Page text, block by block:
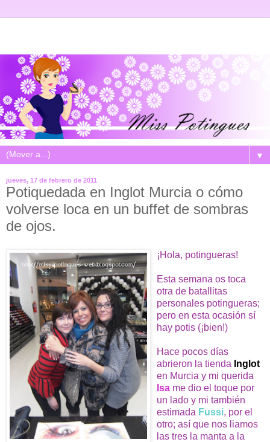
▼
jueves, 17 de febrero de 2011
Potiquedada en Inglot Murcia o cómo
volverse loca en un buffet de sombras
de ojos.
¡Hola, potingueras!
Esta semana os toca
otra de batallitas
personales potingueras;
pero en esta ocasión sí
hay potis (¡bien!)
Hace pocos días
abrieron la tienda Inglot
en Murcia y mi querida
Isa me dio el toque por
un lado y mi también
estimada Fussi, por el
otro; así que nos liamos
las tres la manta a la